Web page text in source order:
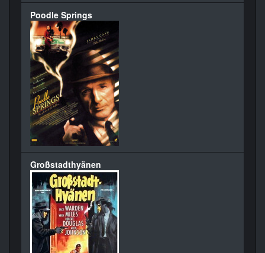
Poodle Springs
Großstadthyänen